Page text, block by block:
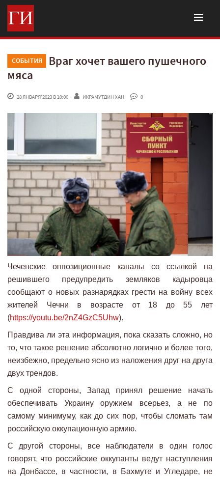
СОБЫТИЯ
Враг хочет вашего пушечного
мяса
28 ЯНВАРЯ'2023 В 10:00 ИКРАМУТДИН ХАН 0
Чеченские оппозиционные каналы со ссылкой на
решившего предупредить земляков кадыровца
сообщают о новых разнарядках грести на войну всех
жителей Чечни в возрасте от 18 до 55 лет
(https://youtu.be/2nZ4GzC5Uhw).
Правдива ли эта информация, пока сказать сложно, но
то, что такое решение абсолютно логично и более того,
неизбежно, предельно ясно из наложения друг на друга
двух трендов.
С одной стороны, Запад принял решение начать
обеспечивать Украину оружием всерьез, а не по
самому минимуму, как до сих пор, чтобы сломать там
российскую оккупационную армию.
С другой стороны, все наблюдатели в один голос
говорят, что российские оккупанты ведут наступления
на Донбассе, в частности, в Бахмуте и Угледаре, не